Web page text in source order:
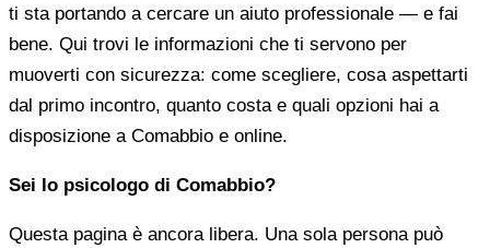
ti sta portando a cercare un aiuto professionale — e fai
bene. Qui trovi le informazioni che ti servono per
muoverti con sicurezza: come scegliere, cosa aspettarti
dal primo incontro, quanto costa e quali opzioni hai a
disposizione a Comabbio e online.
Sei lo psicologo di Comabbio?
Questa pagina è ancora libera. Una sola persona può